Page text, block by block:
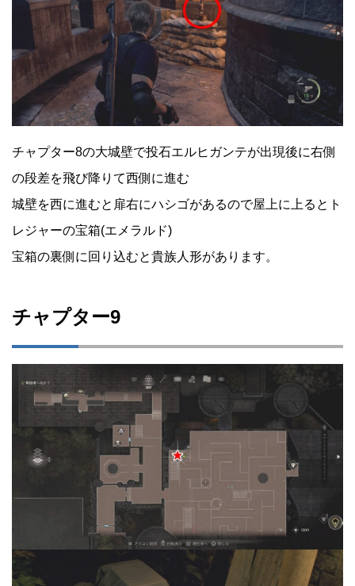
チャプター8の大城壁で投石エルヒガンテが出現後に右側
の段差を飛び降りて西側に進む
城壁を西に進むと扉右にハシゴがあるので屋上に上るとト
レジャーの宝箱(エメラルド)
宝箱の裏側に回り込むと貴族人形があります。
チャプター9